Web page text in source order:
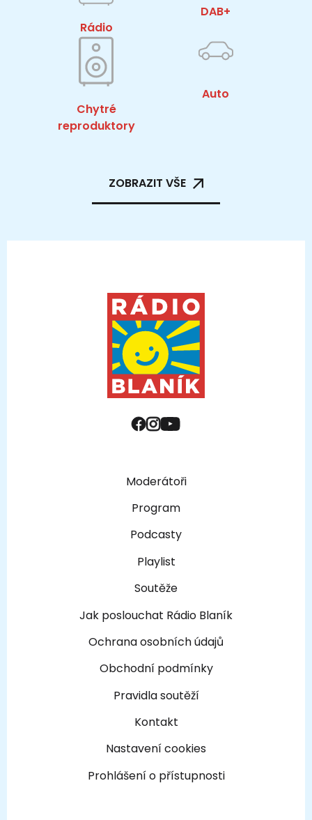
Rádio
DAB+
Chytré
reproduktory
Auto
ZOBRAZIT VŠE
Moderátoři
Program
Podcasty
Playlist
Soutěže
Jak poslouchat Rádio Blaník
Ochrana osobních údajů
Obchodní podmínky
Pravidla soutěží
Kontakt
Nastavení cookies
Prohlášení o přístupnosti